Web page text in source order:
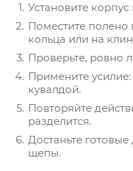
Установите
Поместите
кольца или на
Проверьте, ровно
Примените
кувалдой.
Повторяйте
разделится.
Достаньте
щепы.